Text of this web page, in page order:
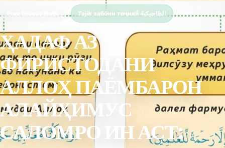
Tajik забо́ни тоҷикӣ́ الطاجيكية
ҲАДАФ АЗ
ФИРИСТОДАНИ
АЛЛОҲ ПАЁМБАРОН
АЛАЙҲИМУС
САЛОМРО ИН АСТ: